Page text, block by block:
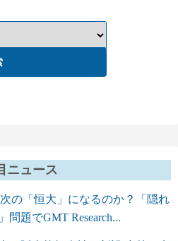
ニュース
の「恒大」になるのか？「隠れ
問題でGMT Research...